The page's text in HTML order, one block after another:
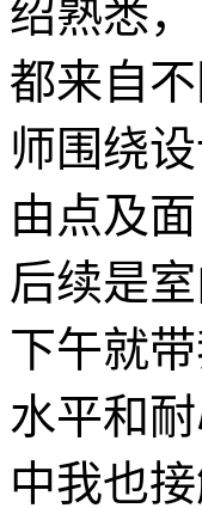
绍熟悉
都来自
师围绕
由点及
后续是
下午就
水平和
中我也